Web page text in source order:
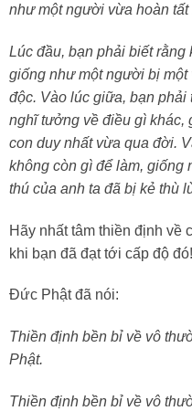
như một người vừa hoàn
Lúc đầu, bạn phải biết
giống như một người bị
độc. Vào lúc giữa, bạn
nghĩ tưởng về điều gì khác,
con duy nhất vừa qua đời.
không còn gì để làm, giống
thú của anh ta đã bị kẻ thù
Hãy nhất tâm thiền định về
khi bạn đã đạt tới cấp độ đó!
Đức Phật đã nói:
Thiền định bền bỉ về vô
Phật.
Thiền định bền bỉ về vô